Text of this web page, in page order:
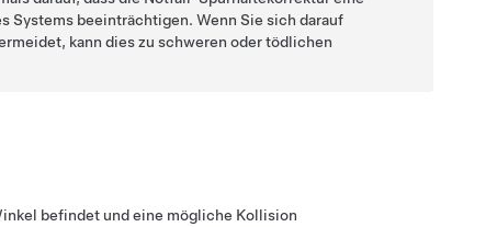
Systems beeinträchtigen. Wenn Sie sich darauf
kann dies zu schweren oder tödlichen
befindet und eine mögliche Kollision